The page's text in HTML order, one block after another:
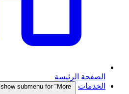
الصفحة الرئيسة
الخدمات
show submenu for "More"